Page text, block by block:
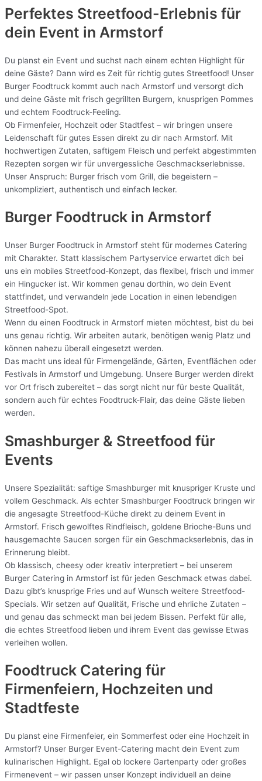
Perfektes Streetfood-Erlebnis für
dein Event in Armstorf
Du planst ein Event und suchst nach einem echten Highlight für
deine Gäste? Dann wird es Zeit für richtig gutes Streetfood! Unser
Burger Foodtruck kommt auch nach Armstorf und versorgt dich
und deine Gäste mit frisch gegrillten Burgern, knusprigen Pommes
und echtem Foodtruck-Feeling.
Ob Firmenfeier, Hochzeit oder Stadtfest – wir bringen unsere
Leidenschaft für gutes Essen direkt zu dir nach Armstorf. Mit
hochwertigen Zutaten, saftigem Fleisch und perfekt abgestimmten
Rezepten sorgen wir für unvergessliche Geschmackserlebnisse.
Unser Anspruch: Burger frisch vom Grill, die begeistern –
unkompliziert, authentisch und einfach lecker.
Burger Foodtruck in Armstorf
Unser Burger Foodtruck in Armstorf steht für modernes Catering
mit Charakter. Statt klassischem Partyservice erwartet dich bei
uns ein mobiles Streetfood-Konzept, das flexibel, frisch und immer
ein Hingucker ist. Wir kommen genau dorthin, wo dein Event
stattfindet, und verwandeln jede Location in einen lebendigen
Streetfood-Spot.
Wenn du einen Foodtruck in Armstorf mieten möchtest, bist du bei
uns genau richtig. Wir arbeiten autark, benötigen wenig Platz und
können nahezu überall eingesetzt werden.
Das macht uns ideal für Firmengelände, Gärten, Eventflächen oder
Festivals in Armstorf und Umgebung. Unsere Burger werden direkt
vor Ort frisch zubereitet – das sorgt nicht nur für beste Qualität,
sondern auch für echtes Foodtruck-Flair, das deine Gäste lieben
werden.
Smashburger & Streetfood für
Events
Unsere Spezialität: saftige Smashburger mit knuspriger Kruste und
vollem Geschmack. Als echter Smashburger Foodtruck bringen wir
die angesagte Streetfood-Küche direkt zu deinem Event in
Armstorf. Frisch gewolftes Rindfleisch, goldene Brioche-Buns und
hausgemachte Saucen sorgen für ein Geschmackserlebnis, das in
Erinnerung bleibt.
Ob klassisch, cheesy oder kreativ interpretiert – bei unserem
Burger Catering in Armstorf ist für jeden Geschmack etwas dabei.
Dazu gibt’s knusprige Fries und auf Wunsch weitere Streetfood-
Specials. Wir setzen auf Qualität, Frische und ehrliche Zutaten –
und genau das schmeckt man bei jedem Bissen. Perfekt für alle,
die echtes Streetfood lieben und ihrem Event das gewisse Etwas
verleihen wollen.
Foodtruck Catering für
Firmenfeiern, Hochzeiten und
Stadtfeste
Du planst eine Firmenfeier, ein Sommerfest oder eine Hochzeit in
Armstorf? Unser Burger Event-Catering macht dein Event zum
kulinarischen Highlight. Egal ob lockere Gartenparty oder großes
Firmenevent – wir passen unser Konzept individuell an deine